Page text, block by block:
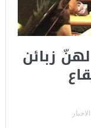
زبائن